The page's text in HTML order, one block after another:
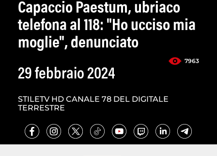
Capaccio Paestum, ubriaco
telefona al 118: "Ho ucciso mia
moglie", denunciato
7963
29 febbraio 2024
STILETV HD CANALE 78 DEL DIGITALE
TERRESTRE